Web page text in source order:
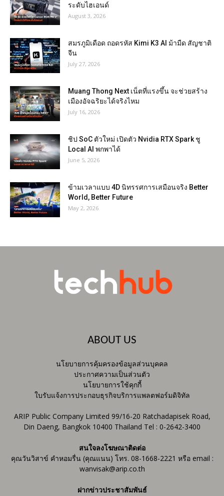
ระดับไฮเอนด์
August 3, 2026
สมรภูมิเดือด ถอดรหัส Kimi K3 AI ม้ามืด สัญชาติ
จีน
July 27, 2026
Muang Thong Next เน็ตที่แรงขึ้น จะช่วยสร้าง
เมืองอัจฉริยะได้จริงไหม
July 16, 2026
ชิป SoC ตัวใหม่ เปิดตัว Nvidia RTX Spark ชู
Local AI พกพาได้
June 5, 2026
ข้ามเวลาแบบ 4D นิทรรศการเสมือนจริง Better
World, Better Future
May 2, 2026
ABOUT US
นโยบายการคุ้มครองข้อมูลส่วนบุคคล
ประกาศความเป็นส่วนตัว
นโยบายการใช้คุกกี้
ใบรับแจ้งการประกอบธุรกิจบริการแพลตฟอร์มดิจิทัล
ARIP Public Company Limited 99/16-20 Ratchadapisek Road,
Din Daeng, Bangkok 10400 Thailand Tel : 0-2642-3400
สนใจลงโฆษณาติดต่อ
คุณวันวิสาข์ คำหอมรื่น (คุณแนน) โทร. 08-1668-2221 หรือ email :
wanvisak@arip.co.th
ฝากข่าวประชาสัมพันธ์